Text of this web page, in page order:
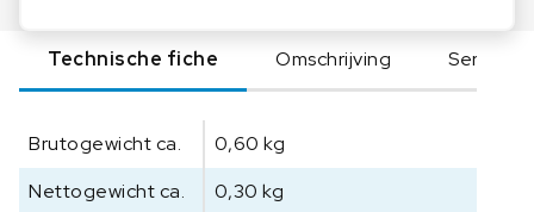
o
o
p
b
j
e
Technische fiche Omschrijving Serie
Brutogewicht ca.
0,60 kg
Nettogewicht ca.
0,30 kg